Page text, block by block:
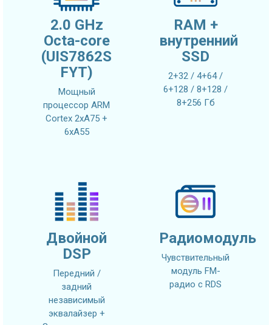
2.0 GHz
Octa-core
(UIS7862S
FYT)
Мощный
процессор ARM
Cortex 2xA75 +
6xA55
RAM +
внутренний
SSD
2+32 / 4+64 /
6+128 / 8+128 /
8+256 Гб
Двойной
DSP
Передний /
задний
независимый
эквалайзер +
Радиомодуль
Чувствительный
модуль FM-
радио с RDS